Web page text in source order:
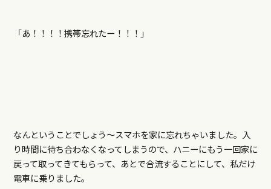
「あ！！！！携帯忘れたー！！！」
なんということでしょう～スマホを家に忘れちゃいました。入
り時間に待ち合わなくなってしまうので、ハニーにもう一回家に
戻って取ってきてもらって、あとで合流することにして、私だけ
電車に乗りました。